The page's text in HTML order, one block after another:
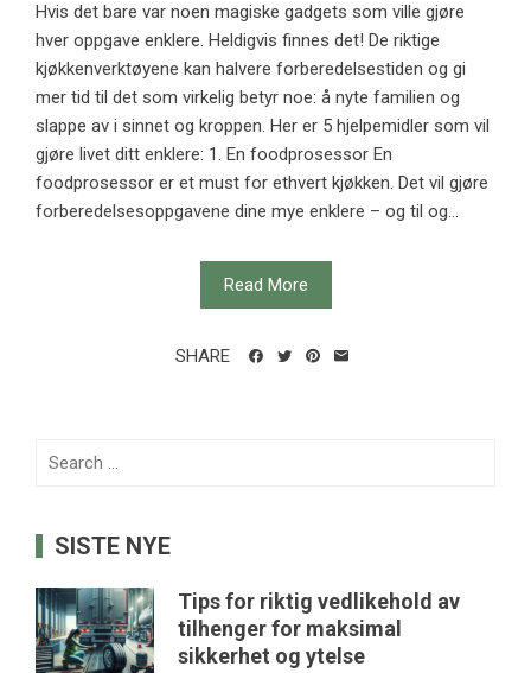
Hvis det bare var noen magiske gadgets som ville gjøre
hver oppgave enklere. Heldigvis finnes det! De riktige
kjøkkenverktøyene kan halvere forberedelsestiden og gi
mer tid til det som virkelig betyr noe: å nyte familien og
slappe av i sinnet og kroppen. Her er 5 hjelpemidler som vil
gjøre livet ditt enklere: 1. En foodprosessor En
foodprosessor er et must for ethvert kjøkken. Det vil gjøre
forberedelsesoppgavene dine mye enklere – og til og...
Read More
SHARE
Search
SISTE NYE
Tips for riktig vedlikehold av
tilhenger for maksimal
sikkerhet og ytelse